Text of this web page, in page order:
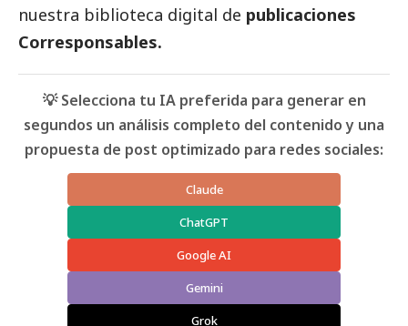
nuestra biblioteca digital de publicaciones
Corresponsables.
💡 Selecciona tu IA preferida para generar en
segundos un análisis completo del contenido y una
propuesta de post optimizado para redes sociales:
Claude
ChatGPT
Google AI
Gemini
Grok